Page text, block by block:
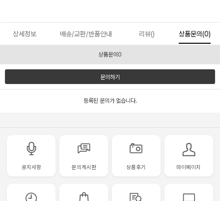
상세정보 배송/교환/반품안내 리뷰() 상품문의(0)
상품문의0
문의하기
등록된 문의가 없습니다.
공지사항 문의게시판 상품후기 마이페이지